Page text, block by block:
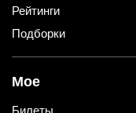
Рейтинги
Подборки
Мое
Билеты